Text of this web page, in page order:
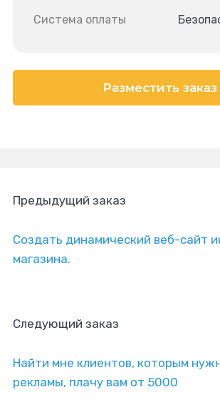
Система оплаты
Разместить заказ
Предыдущий заказ
Создать динамический веб-сайт
магазина.
Следующий заказ
Найти мне клиентов, которым
рекламы, плачу вам от 5000